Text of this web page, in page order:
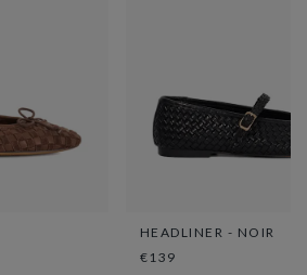
HEADLINER - NOIR
€139